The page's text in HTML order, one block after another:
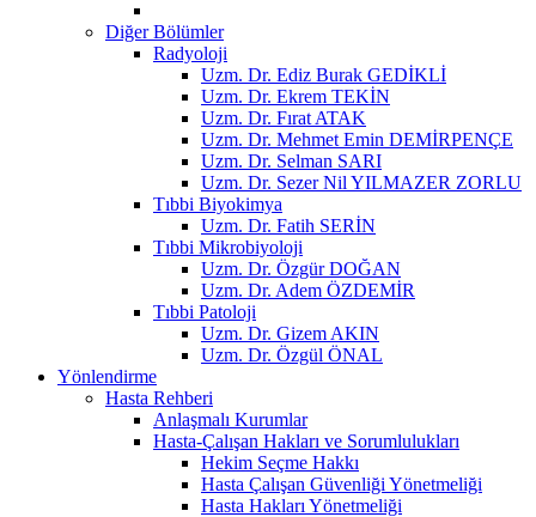
Diğer Bölümler
Radyoloji
Uzm. Dr. Ediz Burak GEDİKLİ
Uzm. Dr. Ekrem TEKİN
Uzm. Dr. Fırat ATAK
Uzm. Dr. Mehmet Emin DEMİRPENÇE
Uzm. Dr. Selman SARI
Uzm. Dr. Sezer Nil YILMAZER ZORLU
Tıbbi Biyokimya
Uzm. Dr. Fatih SERİN
Tıbbi Mikrobiyoloji
Uzm. Dr. Özgür DOĞAN
Uzm. Dr. Adem ÖZDEMİR
Tıbbi Patoloji
Uzm. Dr. Gizem AKIN
Uzm. Dr. Özgül ÖNAL
Yönlendirme
Hasta Rehberi
Anlaşmalı Kurumlar
Hasta-Çalışan Hakları ve Sorumlulukları
Hekim Seçme Hakkı
Hasta Çalışan Güvenliği Yönetmeliği
Hasta Hakları Yönetmeliği